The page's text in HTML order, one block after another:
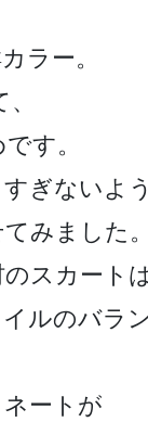
ラー。
す。
ぎないよ
みました
スカート
イルのバラ
ートが